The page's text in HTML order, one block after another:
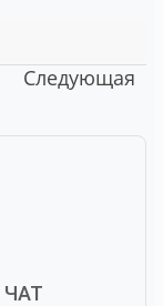
Следующая
ЧАТ